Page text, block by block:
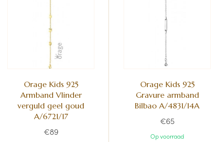
Orage Kids 925
Armband Vlinder
verguld geel goud
A/6721/17
€89
Orage Kids 925
Gravure armband
Bilbao A/4831/14A
€65
Op voorraad